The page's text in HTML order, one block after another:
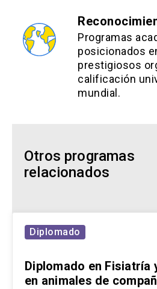
Programas
posicionados
prestigiosos
calificación
mundial.
Otros programas
relacionados
Diplomado
Diplomado en Fisiatría
en animales de